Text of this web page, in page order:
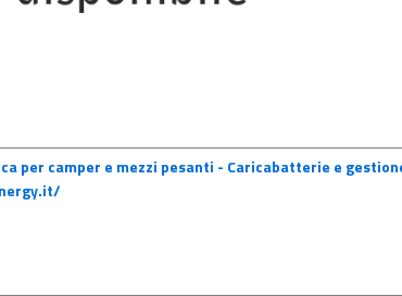
per camper e mezzi pesanti - Caricabatterie e